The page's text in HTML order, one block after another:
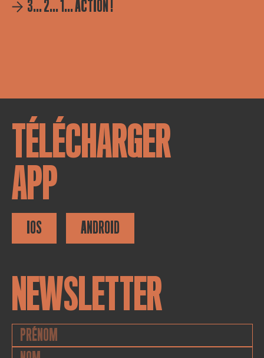
3... 2... 1... ACTION !
TÉLÉCHARGER
APP
IOS ANDROID
NEWSLETTER